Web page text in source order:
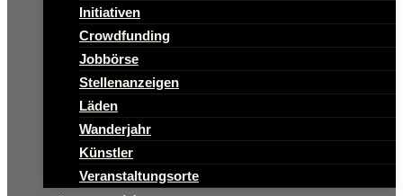
Initiativen
Crowdfunding
Jobbörse
Stellenanzeigen
Läden
Wanderjahr
Künstler
Veranstaltungsorte